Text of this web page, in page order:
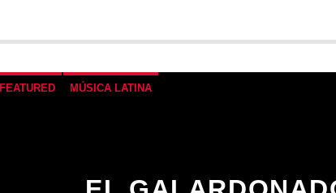
FEATURED MÚSICA LATINA